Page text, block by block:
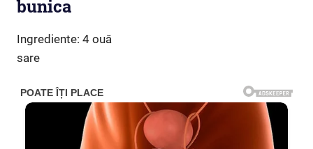
bunica
Ingrediente: 4 ouă
sare